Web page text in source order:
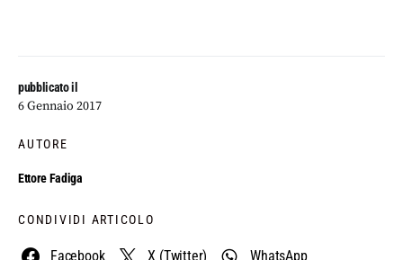
pubblicato il
6 Gennaio 2017
AUTORE
Ettore Fadiga
CONDIVIDI ARTICOLO
Facebook X (Twitter)
WhatsApp